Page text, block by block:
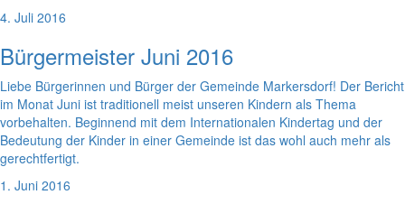
4. Juli 2016
Bürgermeister Juni 2016
Liebe Bürgerinnen und Bürger der Gemeinde Markersdorf! Der Bericht
im Monat Juni ist traditionell meist unseren Kindern als Thema
vorbehalten. Beginnend mit dem Internationalen Kindertag und der
Bedeutung der Kinder in einer Gemeinde ist das wohl auch mehr als
gerechtfertigt.
1. Juni 2016